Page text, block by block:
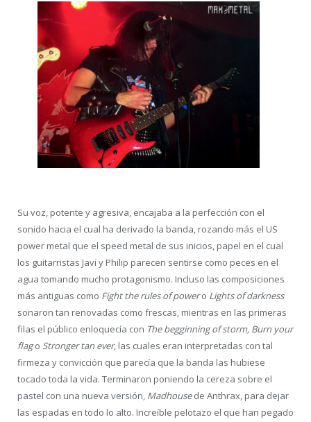
Su voz, potente y agresiva, encajaba a la perfección con el
sonido hacia el cual ha derivado la banda, rozando más el US
power metal que el speed metal de sus inicios, papel en el cual
los guitarristas Javi y Philip parecen sentirse como peces en el
agua tomando mucho protagonismo. Incluso las composiciones
más antiguas como Fight the rules of powero Lights of darkness
sonaron tan renovadas como frescas, mientras en las primeras
filas el público enloquecía con The begginning of storm, Burn your
flago Stronger tan ever, las cuales eran interpretadas con tal
firmeza y convicción que parecía que la banda las hubiese
tocado toda la vida. Terminaron poniendo la cereza sobre el
pastel con una nueva versión, Madhousede Anthrax, para dejar
las espadas en todo lo alto. Increíble pelotazo el que han pegado